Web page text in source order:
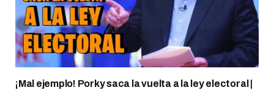
¡Mal ejemplo! Porky saca la vuelta a la ley electoral |